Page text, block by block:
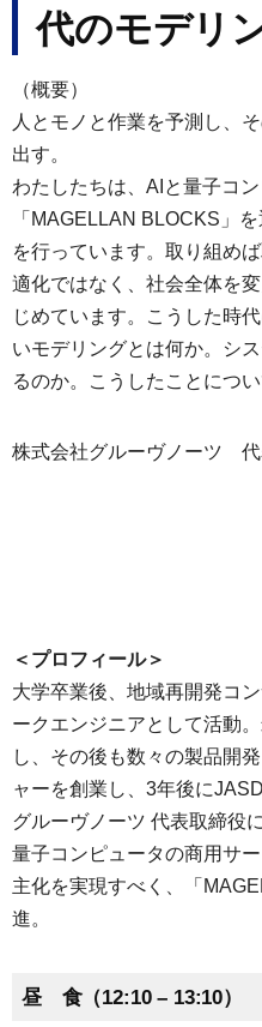
代のモデリ
（概要）
人とモノと作業を予測し、
出す。
わたしたちは、AIと量子コ
「MAGELLAN BLOCKS」
を行っています。取り組め
適化ではなく、社会全体を
じめています。こうした時
いモデリングとは何か。シ
るのか。こうしたことにつ
株式会社グルーヴノーツ
＜プロフィール＞
大学卒業後、地域再開発コ
ークエンジニアとして活動
し、その後も数々の製品開
ャーを創業し、3年後に
グルーヴノーツ 代表取締役
量子コンピュータの商用サ
主化を実現すべく、「
進。
昼 食（12:10 – 13:10）